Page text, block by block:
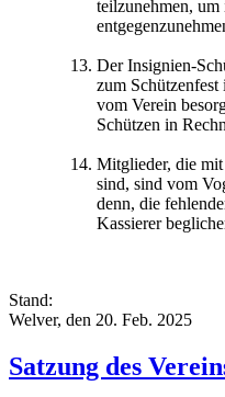
teilzunehmen,
Der Insignien-
zum
vom Verein
Schützen in
Mitglieder, die mit
sind, sind vom
denn, die
Kassierer
Stand:
Welver, den 20. Feb. 2025
Satzung des